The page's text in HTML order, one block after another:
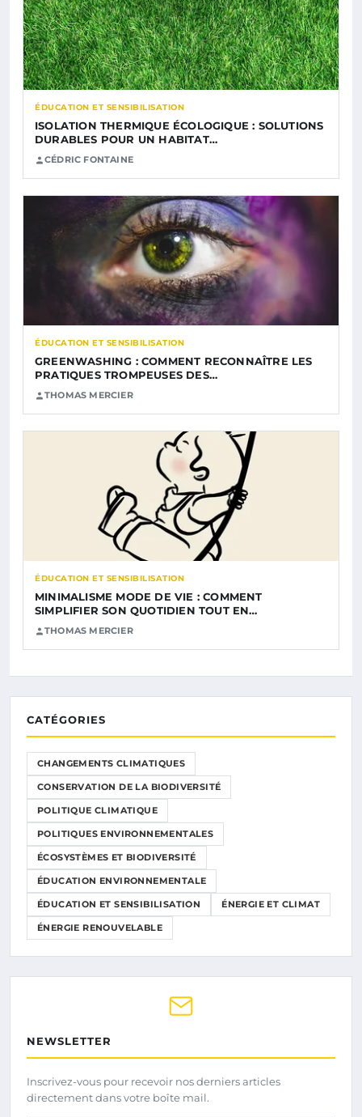
ÉDUCATION ET SENSIBILISATION
ISOLATION THERMIQUE ÉCOLOGIQUE : SOLUTIONS
DURABLES POUR UN HABITAT…
CÉDRIC FONTAINE
ÉDUCATION ET SENSIBILISATION
GREENWASHING : COMMENT RECONNAÎTRE LES
PRATIQUES TROMPEUSES DES…
THOMAS MERCIER
ÉDUCATION ET SENSIBILISATION
MINIMALISME MODE DE VIE : COMMENT
SIMPLIFIER SON QUOTIDIEN TOUT EN…
THOMAS MERCIER
CATÉGORIES
CHANGEMENTS CLIMATIQUES
CONSERVATION DE LA BIODIVERSITÉ
POLITIQUE CLIMATIQUE
POLITIQUES ENVIRONNEMENTALES
ÉCOSYSTÈMES ET BIODIVERSITÉ
ÉDUCATION ENVIRONNEMENTALE
ÉDUCATION ET SENSIBILISATION ÉNERGIE ET CLIMAT
ÉNERGIE RENOUVELABLE
NEWSLETTER
Inscrivez-vous pour recevoir nos derniers articles
directement dans votre boîte mail.